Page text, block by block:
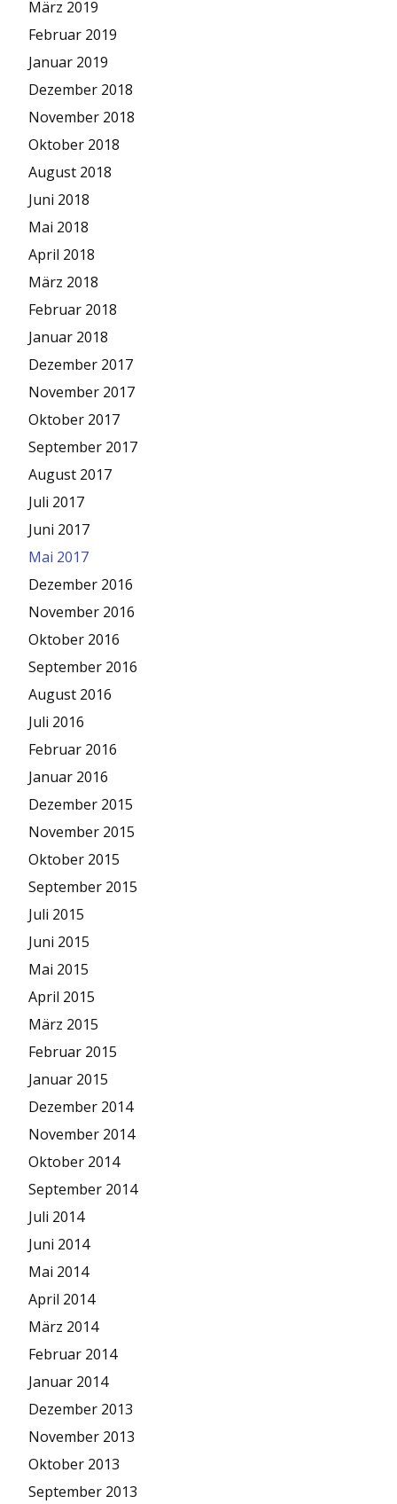
März 2019
Februar 2019
Januar 2019
Dezember 2018
November 2018
Oktober 2018
August 2018
Juni 2018
Mai 2018
April 2018
März 2018
Februar 2018
Januar 2018
Dezember 2017
November 2017
Oktober 2017
September 2017
August 2017
Juli 2017
Juni 2017
Mai 2017
Dezember 2016
November 2016
Oktober 2016
September 2016
August 2016
Juli 2016
Februar 2016
Januar 2016
Dezember 2015
November 2015
Oktober 2015
September 2015
Juli 2015
Juni 2015
Mai 2015
April 2015
März 2015
Februar 2015
Januar 2015
Dezember 2014
November 2014
Oktober 2014
September 2014
Juli 2014
Juni 2014
Mai 2014
April 2014
März 2014
Februar 2014
Januar 2014
Dezember 2013
November 2013
Oktober 2013
September 2013